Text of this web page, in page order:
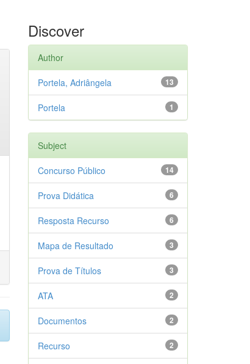
Discover
Author
13
Portela, Adriângela
1
Portela
Subject
14
Concurso Público
6
Prova Didática
6
Resposta Recurso
3
Mapa de Resultado
3
Prova de Títulos
2
ATA
2
Documentos
2
Recurso